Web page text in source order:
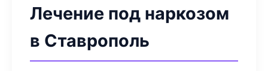
Лечение под наркозом
в Ставрополь